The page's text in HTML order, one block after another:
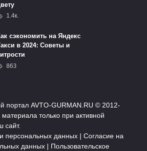
1.4к.
сэкономить на Яндекс
в 2024: Советы и
863
портал AVTO-GURMAN.RU © 2012-
только при активной
сайт.
персональных данных | Согласие на
данных | Пользовательское